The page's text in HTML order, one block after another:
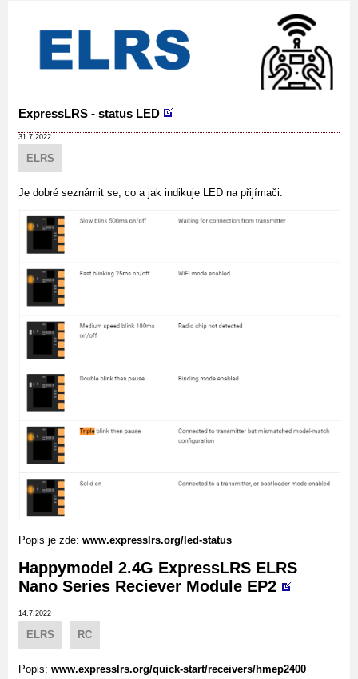
ExpressLRS - status LED
31.7.2022
ELRS
Je dobré seznámit se, co a jak indikuje LED na přijímači.
Popis je zde: www.expresslrs.org/led-status
Happymodel 2.4G ExpressLRS ELRS
Nano Series Reciever Module EP2
14.7.2022
ELRS RC
Popis: www.expresslrs.org/quick-start/receivers/hmep2400